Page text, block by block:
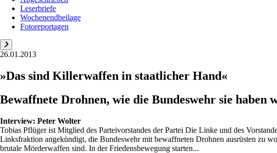
Leserbriefe
Wochenendbeilage
Fotoreportagen
26.01.2013
»Das sind Killerwaffen in staatlicher Hand«
Bewaffnete Drohnen, wie die Bundeswehr sie
Interview: Peter Wolter
Tobias Pflüger ist Mitglied des Parteivorstandes der Partei Die Linke und des
Linksfraktion angekündigt, die Bundeswehr mit bewaffneten Drohnen ausrüsten zu
brutale Mörderwaffen sind. In der Friedensbewegung starten...